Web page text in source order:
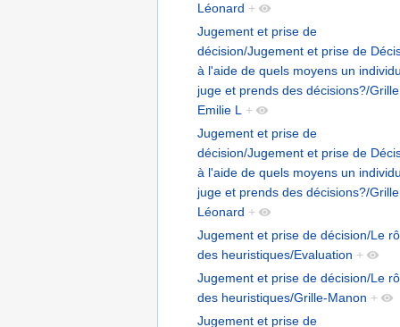
Léonard +
Jugement et prise de
décision/Jugement et prise de
à l'aide de quels moyens un
juge et prends des décisions?/Grille
Emilie L +
Jugement et prise de
décision/Jugement et prise de
à l'aide de quels moyens un
juge et prends des décisions?/Grille
Léonard +
Jugement et prise de décision/Le
des heuristiques/Evaluation +
Jugement et prise de décision/Le
des heuristiques/Grille-Manon +
Jugement et prise de